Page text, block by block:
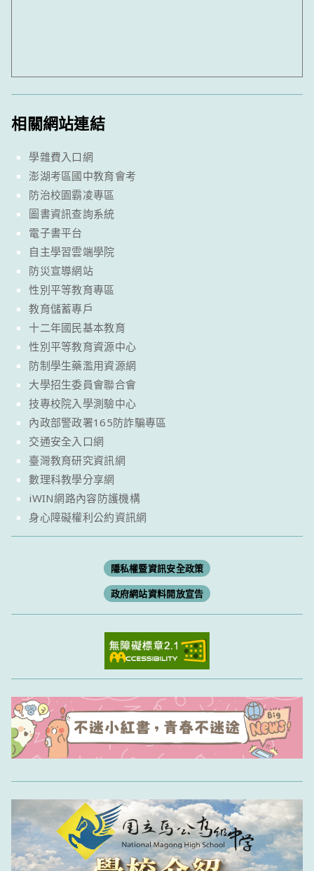
相關網站連結
學雜費入口網
澎湖考區國中教育會考
防治校園霸凌專區
圖書資訊查詢系統
電子書平台
自主學習雲端學院
防災宣導網站
性別平等教育專區
教育儲蓄專戶
十二年國民基本教育
性別平等教育資源中心
防制學生藥濫用資源網
大學招生委員會聯合會
技專校院入學測驗中心
內政部警政署165防詐騙專區
交通安全入口網
臺灣教育研究資訊網
數理科教學分享網
iWIN網路內容防護機構
身心障礙權利公約資訊網
隱私權暨資訊安全政策
政府網站資料開放宣告